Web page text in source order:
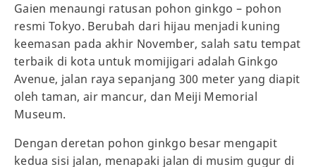
Gaien menaungi ratusan pohon ginkgo – pohon
resmi Tokyo. Berubah dari hijau menjadi kuning
keemasan pada akhir November, salah satu tempat
terbaik di kota untuk momijigari adalah Ginkgo
Avenue, jalan raya sepanjang 300 meter yang diapit
oleh taman, air mancur, dan Meiji Memorial
Museum.
Dengan deretan pohon ginkgo besar mengapit
kedua sisi jalan, menapaki jalan di musim gugur di